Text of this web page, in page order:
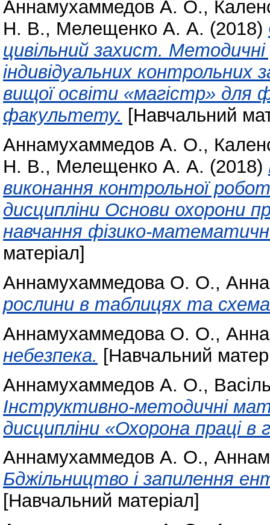
Аннамухаммедов А. О.,
Н. В., Мелещенко А. А. (2018)
цивільний захист. Методичні
індивідуальних контрольних
вищої освіти «магістр» для
факультету. [Навчальний
Аннамухаммедов А. О.,
Н. В., Мелещенко А. А. (2018)
виконання контрольної
дисципліни Основи охорони
навчання фізико-
матеріал]
Аннамухаммедова О. О.,
рослини в таблицях та
Аннамухаммедова О. О.,
небезпека. [Навчальний
Аннамухаммедов А. О.,
Інструктивно-методичні
дисципліни «Охорона праці в
Аннамухаммедов А. О.,
Бджільництво і запилення
[Навчальний матеріал]